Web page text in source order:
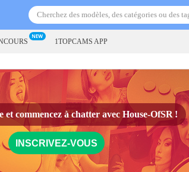
1TOPCAMS APP
et commencez à chatter avec House-OfSR !
INSCRIVEZ-VOUS